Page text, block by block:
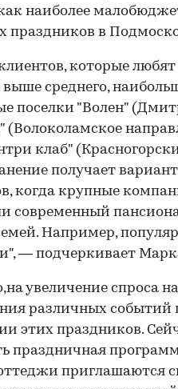
наиболее
праздников в
которые
среднего,
поселки "Волен"
(Волоколамское
клаб"
получает
когда крупные
современный
Например,
— подчеркивает
увеличение спроса
различных событий
этих праздников.
праздничная
приглашаются